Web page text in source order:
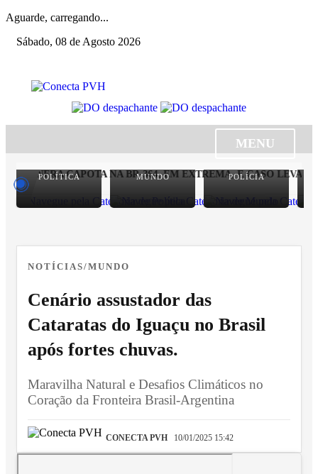
Aguarde, carregando...
Sábado, 08 de Agosto 2026
MENU
SEINFRA CAPOTA NA BR-364, EM EXTREMA, E CASO LEVANTA
POLÍTICA MUNDO POLÍCIA
NOTÍCIAS/MUNDO
Cenário assustador das
Cataratas do Iguaçu no Brasil
após fortes chuvas.
Maravilha Natural e Desafios Climáticos no
Coração da Fronteira Brasil-Argentina
CONECTA PVH 10/01/2025 15:42